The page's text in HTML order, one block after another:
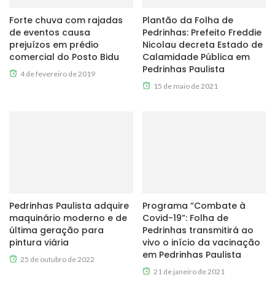
Forte chuva com rajadas
de eventos causa
prejuízos em prédio
comercial do Posto Bidu
4 de fevereiro de 2019
Plantão da Folha de
Pedrinhas: Prefeito Freddie
Nicolau decreta Estado de
Calamidade Pública em
Pedrinhas Paulista
15 de maio de 2021
Pedrinhas Paulista adquire
maquinário moderno e de
última geração para
pintura viária
25 de outubro de 2022
Programa “Combate à
Covid-19”: Folha de
Pedrinhas transmitirá ao
vivo o início da vacinação
em Pedrinhas Paulista
21 de janeiro de 2021